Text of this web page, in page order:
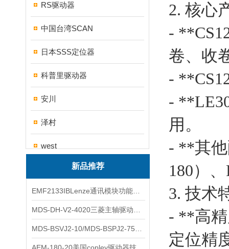
RS驱动器
中国台湾SCAN
日本SSS定位器
科普里驱动器
安川
泽村
west
三碁
富士
新品推荐
2. 核心
-
卷、收
-
-
用。
- **其他
180）
3. 技术
- **高
定位精